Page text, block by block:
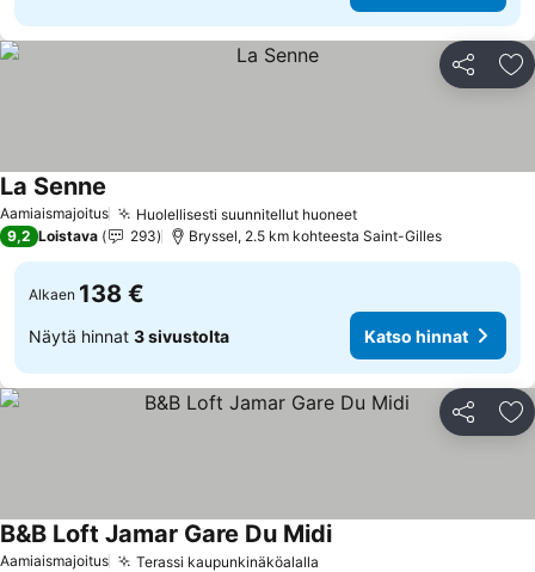
Jaa
Aamiaismajoitus Huolellisesti suunnitellut huoneet
La Senne
9,2 Loistava 293 Bryssel, 2.5 km kohteesta Saint-Gilles
Alkaen 138 €
Näytä hinnat 3 sivustolta Katso hinnat
Jaa
Aamiaismajoitus Terassi kaupunkinäköalalla
B&B Loft Jamar Gare Du Midi